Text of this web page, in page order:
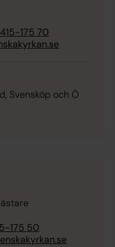
175 70
Svensköp och Ö
175 50